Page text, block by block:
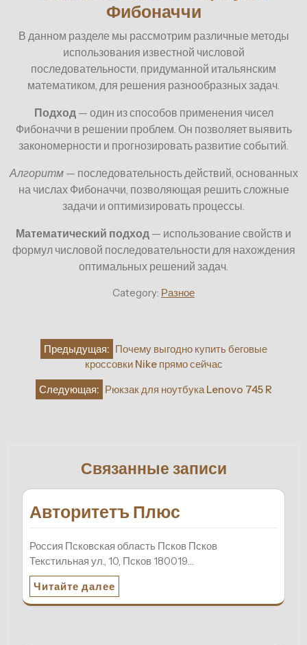
Фибоначчи
В данном разделе мы рассмотрим различные методы
использования известной числовой
последовательности, придуманной итальянским
математиком, для решения разнообразных задач.
Подход— один из способов применения чисел
Фибоначчи в решении проблем. Он позволяет выявить
закономерности и прогнозировать развитие событий.
Алгоритм— последовательность действий, основанных
на числах Фибоначчи, позволяющая решить сложные
задачи и оптимизировать процессы.
Математический подход — использование свойств и
формул числовой последовательности для нахождения
оптимальных решений задач.
Category: Разное
Навигация
записям
Предыдущая: Почему выгодно купить беговые
кроссовки Nike прямо сейчас
Следующая: Рюкзак для ноутбука Lenovo 745 R
Связанные записи
Авторитетъ Плюс
Россия Псковская область Псков Псков
Текстильная ул., 10, Псков 180019…
Читайте далее